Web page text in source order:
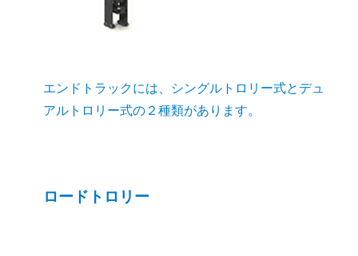
エンドトラックには、シングルトロリー式とデュ
アルトロリー式の２種類があります。
ロードトロリー